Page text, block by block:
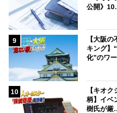
公開》
9
【大阪
キング】
化”のワ
10
【キオ
柄】イベ
樹氏が